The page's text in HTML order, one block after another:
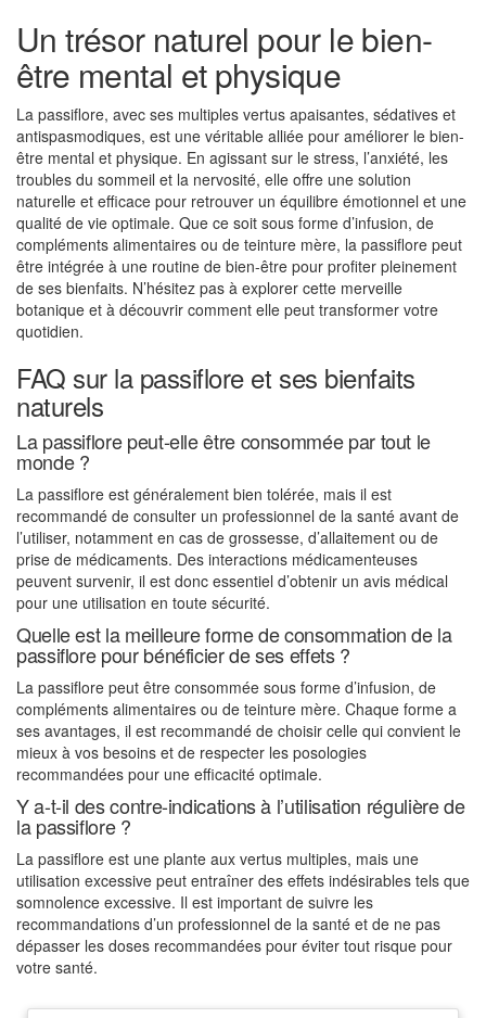
Un trésor naturel pour le bien-
être mental et physique
La passiflore, avec ses multiples vertus apaisantes, sédatives et
antispasmodiques, est une véritable alliée pour améliorer le bien-
être mental et physique. En agissant sur le stress, l’anxiété, les
troubles du sommeil et la nervosité, elle offre une solution
naturelle et efficace pour retrouver un équilibre émotionnel et une
qualité de vie optimale. Que ce soit sous forme d’infusion, de
compléments alimentaires ou de teinture mère, la passiflore peut
être intégrée à une routine de bien-être pour profiter pleinement
de ses bienfaits. N’hésitez pas à explorer cette merveille
botanique et à découvrir comment elle peut transformer votre
quotidien.
FAQ sur la passiflore et ses bienfaits
naturels
La passiflore peut-elle être consommée par tout le
monde ?
La passiflore est généralement bien tolérée, mais il est
recommandé de consulter un professionnel de la santé avant de
l’utiliser, notamment en cas de grossesse, d’allaitement ou de
prise de médicaments. Des interactions médicamenteuses
peuvent survenir, il est donc essentiel d’obtenir un avis médical
pour une utilisation en toute sécurité.
Quelle est la meilleure forme de consommation de la
passiflore pour bénéficier de ses effets ?
La passiflore peut être consommée sous forme d’infusion, de
compléments alimentaires ou de teinture mère. Chaque forme a
ses avantages, il est recommandé de choisir celle qui convient le
mieux à vos besoins et de respecter les posologies
recommandées pour une efficacité optimale.
Y a-t-il des contre-indications à l’utilisation régulière de
la passiflore ?
La passiflore est une plante aux vertus multiples, mais une
utilisation excessive peut entraîner des effets indésirables tels que
somnolence excessive. Il est important de suivre les
recommandations d’un professionnel de la santé et de ne pas
dépasser les doses recommandées pour éviter tout risque pour
votre santé.